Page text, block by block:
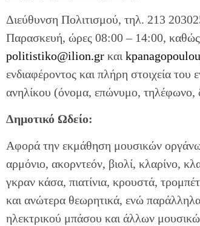
Διεύθυνση Πολιτισμού, τηλ. 213
Παρασκευή, ώρες 08:00 – 14:00, καθώς
politistiko@ilion.gr και
ενδιαφέροντος και πλήρη στοιχεία
ανηλίκου (όνομα, επώνυμο, τηλέφωνο,
Δημοτικό Ωδείο:
Αφορά την εκμάθηση μουσικών
αρμόνιο, ακορντεόν, βιολί, κλαρίνο,
γκραν κάσα, πιατίνια, κρουστά,
και ανώτερα θεωρητικά, ενώ
ηλεκτρικού μπάσου και άλλων